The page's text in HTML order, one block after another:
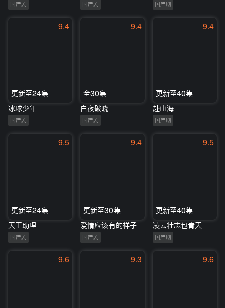
国产剧 国产剧 国产剧
9.4
更新至24集
冰球少年
国产剧
9.4
全30集
白夜破晓
国产剧
9.4
更新至40集
赴山海
国产剧
9.5
更新至24集
天王助理
国产剧
9.4
更新至30集
爱情应该有的样子
国产剧
9.5
更新至40集
凌云壮志包青天
国产剧
9.6 9.3 9.6